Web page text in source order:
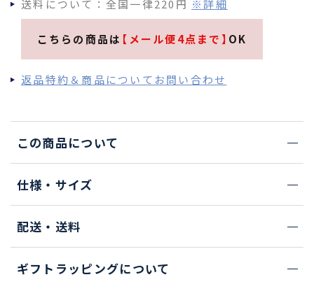
送料について：全国一律220円 ※詳細
こちらの商品は 【メール便4点まで】 OK
返品特約＆商品についてお問い合わせ
この商品について
仕様・サイズ
配送・送料
ギフトラッピングについて